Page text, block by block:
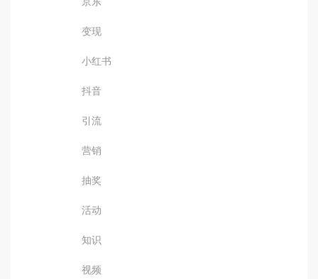
变现
小红书
抖音
引流
营销
抽奖
活动
知识
视频